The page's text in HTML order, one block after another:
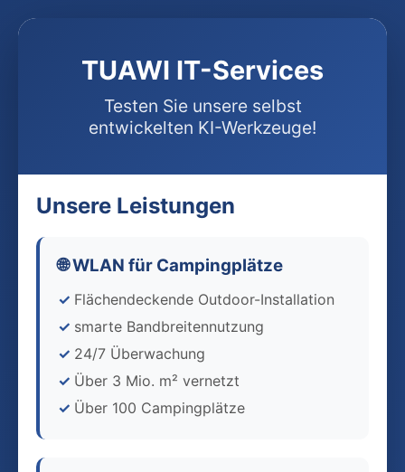
TUAWI IT-Services
Testen Sie unsere selbst
entwickelten KI-Werkzeuge!
Unsere Leistungen
🌐 WLAN für Campingplätze
Flächendeckende Outdoor-Installation
smarte Bandbreitennutzung
24/7 Überwachung
Über 3 Mio. m² vernetzt
Über 100 Campingplätze